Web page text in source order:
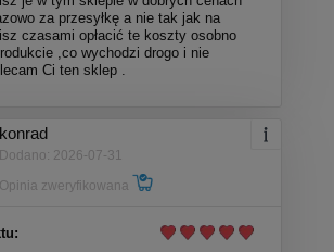
za przesyłkę a nie tak jak na
czasami opłacić te koszty osobno
,co wychodzi drogo i nie
Ci ten sklep .
konrad
Dodano: 2026-07-31
Opinia zweryfikowana